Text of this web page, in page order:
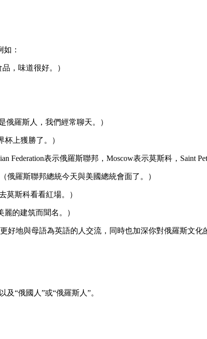
：
品，味道很好。）
俄羅斯人，我們經常聊天。）
杯上獲勝了。）
Federation表示俄羅斯聯邦，Moscow表示莫斯科，Saint
（俄羅斯聯邦總統今天與美國總統會面了。）
莫斯科看看紅場。）
麗的建筑而聞名。）
好地與母語為英語的人交流，同時也加深你對俄羅斯文化
“俄國人”或“俄羅斯人”。